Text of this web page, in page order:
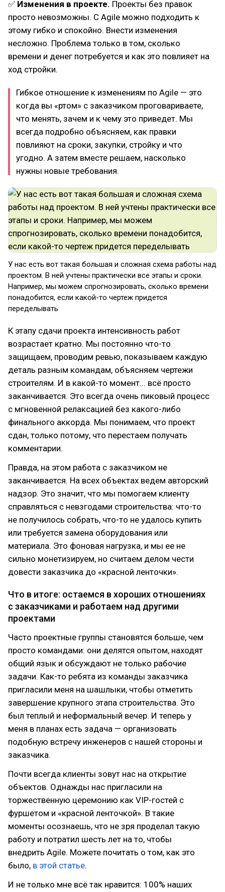
✅ Изменения в проекте. Проекты без правок
просто невозможны. С Agile можно подходить к
этому гибко и спокойно. Внести изменения
несложно. Проблема только в том, сколько
времени и денег потребуется и как это повлияет на
ход стройки.
Гибкое отношение к изменениям по Agile — это
когда вы «ртом» с заказчиком проговариваете,
что менять, зачем и к чему это приведет. Мы
всегда подробно объясняем, как правки
повлияют на сроки, закупки, стройку и что
угодно. А затем вместе решаем, насколько
нужны новые требования.
У нас есть вот такая большая и сложная схема работы над
проектом. В ней учтены практически все этапы и сроки.
Например, мы можем спрогнозировать, сколько времени
понадобится, если какой-то чертеж придется
переделывать
К этапу сдачи проекта интенсивность работ
возрастает кратно. Мы постоянно что-то
защищаем, проводим ревью, показываем каждую
деталь разным командам, объясняем чертежи
строителям. И в какой-то момент... всё просто
заканчивается. Это всегда очень пиковый процесс
с мгновенной релаксацией без какого-либо
финального аккорда. Мы понимаем, что проект
сдан, только потому, что перестаем получать
комментарии.
Правда, на этом работа с заказчиком не
заканчивается. На всех объектах ведем авторский
надзор. Это значит, что мы помогаем клиенту
справляться с невзгодами строительства: что-то
не получилось собрать, что-то не удалось купить
или требуется замена оборудования или
материала. Это фоновая нагрузка, и мы ее не
сильно монетизируем, но считаем делом чести
довести заказчика до «красной ленточки».
Что в итоге: остаемся в хороших отношениях
с заказчиками и работаем над другими
проектами
Часто проектные группы становятся больше, чем
просто командами: они делятся опытом, находят
общий язык и обсуждают не только рабочие
задачи. Как-то ребята из команды заказчика
пригласили меня на шашлыки, чтобы отметить
завершение крупного этапа строительства. Это
был теплый и неформальный вечер. И теперь у
меня в планах есть задача — организовать
подобную встречу инженеров с нашей стороны и
заказчика.
Почти всегда клиенты зовут нас на открытие
объектов. Однажды нас пригласили на
торжественную церемонию как VIP-гостей с
фуршетом и «красной ленточкой». В такие
моменты осознаешь, что не зря проделал такую
работу и потратил шесть лет на то, чтобы
внедрить Agile. Можете почитать о том, как это
было, в этой статье.
И не только мне всё так нравится: 100% наших